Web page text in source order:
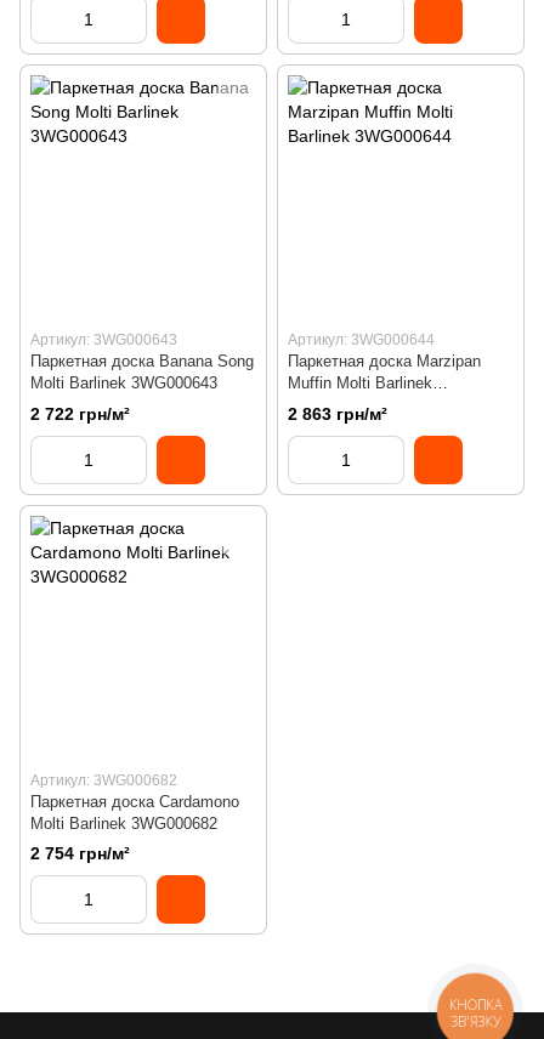
Артикул: 3WG000643
Паркетная доска Banana Song
Molti Barlinek 3WG000643
2 722 грн/м²
Артикул: 3WG000644
Паркетная доска Marzipan
Muffin Molti Barlinek
3WG000644
2 863 грн/м²
Артикул: 3WG000682
Паркетная доска Cardamono
Molti Barlinek 3WG000682
2 754 грн/м²
КНОПКА
ЗВ'ЯЗКУ